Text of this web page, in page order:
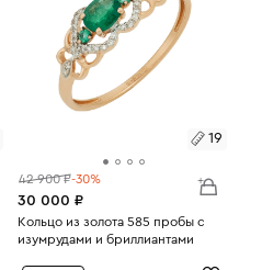
19
42 900 ₽-30%
30 000 ₽
Размеры:
Кольцо из золота 585 пробы с
изумрудами и бриллиантами